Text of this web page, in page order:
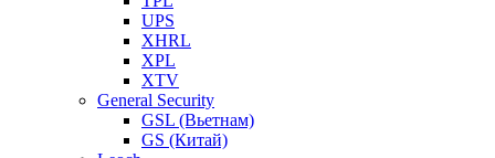
UPS
XHRL
XPL
XTV
General Security
GSL (Вьетнам)
GS (Китай)